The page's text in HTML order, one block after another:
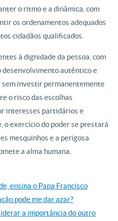
o ritmo e a dinâmica, com
os ordenamentos adequados
cidadãos qualificados.
à dignidade da pessoa, com
desenvolvimento autêntico e
sem investir permanentemente
o risco das escolhas
interesses partidários e
o exercício do poder se prestará
mesquinhos e a perigosa
a alma humana.
ensina o Papa Francisco
pode me dar azar?
a importância do outro